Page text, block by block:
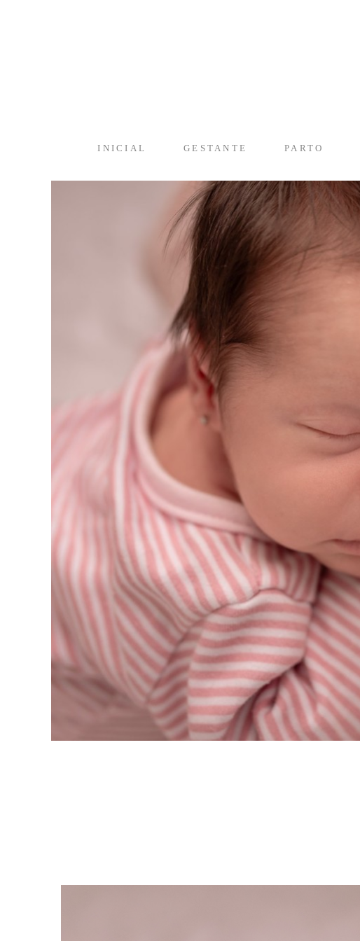
INICIAL GESTANTE PARTO